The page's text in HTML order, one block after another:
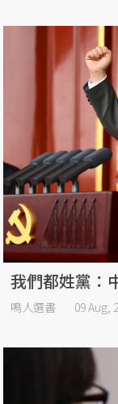
我們都姓黨：
鳴人選書 09 Aug,